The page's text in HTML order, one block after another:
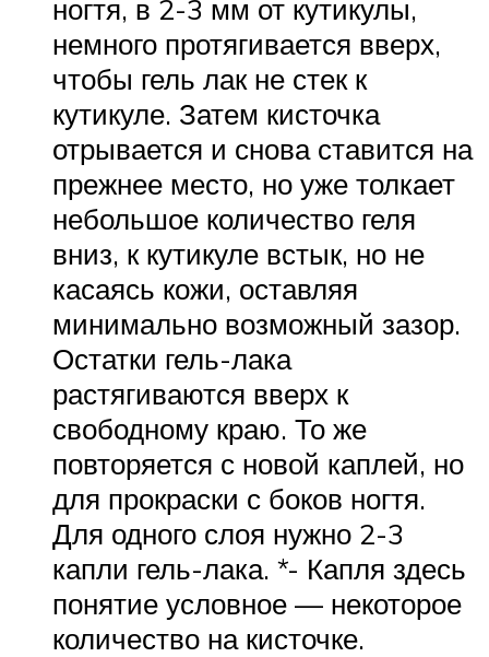
ногтя, в 2-3 мм от кутикулы,
немного протягивается вверх,
чтобы гель лак не стек к
кутикуле. Затем кисточка
отрывается и снова ставится на
прежнее место, но уже толкает
небольшое количество геля
вниз, к кутикуле встык, но не
касаясь кожи, оставляя
минимально возможный зазор.
Остатки гель-лака
растягиваются вверх к
свободному краю. То же
повторяется с новой каплей, но
для прокраски с боков ногтя.
Для одного слоя нужно 2-3
капли гель-лака. *- Капля здесь
понятие условное — некоторое
количество на кисточке.